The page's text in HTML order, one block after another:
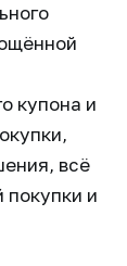
купона и
всё
и